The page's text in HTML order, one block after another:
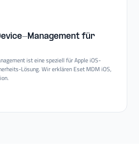
​Management für
ist eine speziell für Apple iOS-
Lösung. Wir erklären Eset MDM iOS,